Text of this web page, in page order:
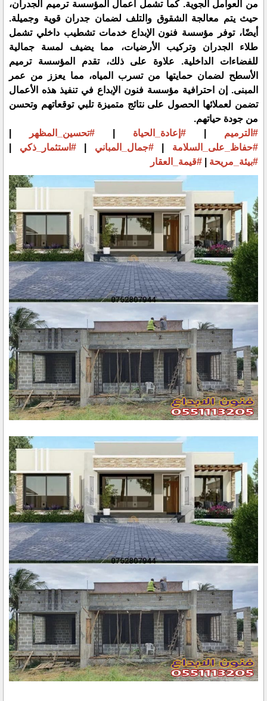
من العوامل الجوية. كما تشمل أعمال المؤسسة ترميم الجدران،
حيث يتم معالجة الشقوق والتلف لضمان جدران قوية وجميلة.
أيضًا، توفر مؤسسة فنون الإبداع خدمات تشطيب داخلي تشمل
طلاء الجدران وتركيب الأرضيات، مما يضيف لمسة جمالية
للفضاءات الداخلية. علاوة على ذلك، تقدم المؤسسة ترميم
الأسطح لضمان حمايتها من تسرب المياه، مما يعزز من عمر
المبنى. إن احترافية مؤسسة فنون الإبداع في تنفيذ هذه الأعمال
تضمن لعملائها الحصول على نتائج متميزة تلبي توقعاتهم وتحسن
من جودة حياتهم.
#الترميم
#إعادة_الحياة #تحسين_المظهر
#حفاظ_على_السلامة |#جمال_المباني |#استثمار_ذكي
#بيئة_مريحة
#قيمة_العقار